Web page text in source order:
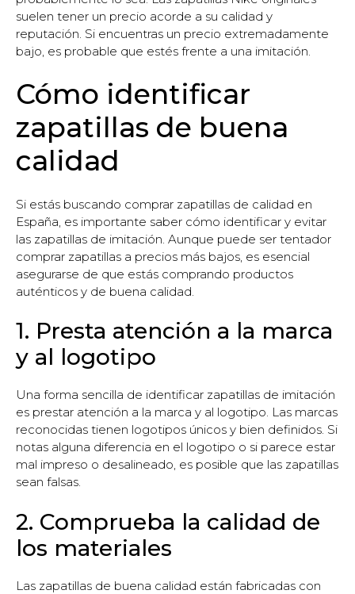
suelen tener un precio acorde a su calidad y
reputación. Si encuentras un precio extremadamente
bajo, es probable que estés frente a una imitación.
Cómo identificar
zapatillas de buena
calidad
Si estás buscando comprar zapatillas de calidad en
España, es importante saber cómo identificar y evitar
las zapatillas de imitación. Aunque puede ser tentador
comprar zapatillas a precios más bajos, es esencial
asegurarse de que estás comprando productos
auténticos y de buena calidad.
1. Presta atención a la marca
y al logotipo
Una forma sencilla de identificar zapatillas de imitación
es prestar atención a la marca y al logotipo. Las marcas
reconocidas tienen logotipos únicos y bien definidos. Si
notas alguna diferencia en el logotipo o si parece estar
mal impreso o desalineado, es posible que las zapatillas
sean falsas.
2. Comprueba la calidad de
los materiales
Las zapatillas de buena calidad están fabricadas con